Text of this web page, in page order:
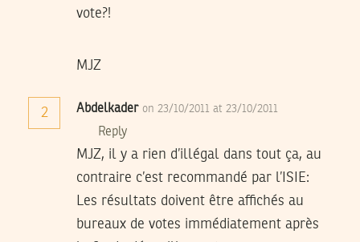
vote?!
MJZ
2 Abdelkader on 23/10/2011 at 23/10/2011
Reply
MJZ, il y a rien d’illégal dans tout ça, au
contraire c’est recommandé par l’ISIE:
Les résultats doivent être affichés au
bureaux de votes immédiatement après